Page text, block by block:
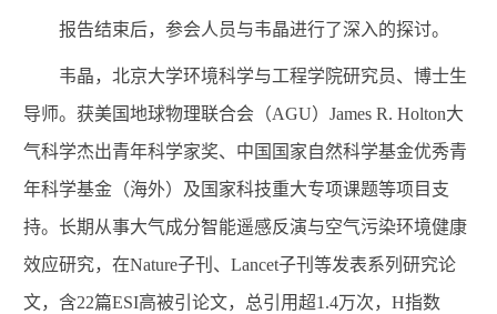
报告结束后，参会人员与韦晶进行了深入的探讨。
韦晶，北京大学环境科学与工程学院研究员、博士生
导师。获美国地球物理联合会（AGU） James R. Holton大
气科学杰出青年科学家奖、中国国家自然科学基金优秀青
年科学基金（海外）及国家科技重大专项课题等项目支
持。长期从事大气成分智能遥感反演与空气污染环境健康
效应研究，在Nature子刊、 Lancet子刊等发表系列研究论
文，含22篇ESI高被引论文，总引用超1.4万次， H指数